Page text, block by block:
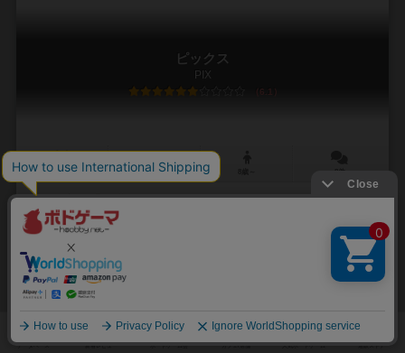
ピックス
PIX
6.1
4～9人 40分前後 8件
ドット絵でお題を作ろう
出されたお題の絵を磁石タイルをボードに貼り付けて作ります。ボー
ドにはマス目が書かれており、磁石タイルはマス目に合わせて置かな
いといけない（例外あり）ため、ドット絵のようになり...
96
興味あり
138